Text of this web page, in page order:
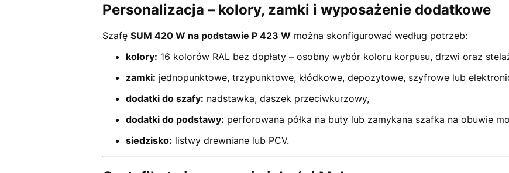
Personalizacja – kolory, zamki i wyposażenie dodatkowe
Szafę SUM 420 W na podstawie P 423 Wmożna skonfigurować według potrzeb:
kolory: 16 kolorów RAL bez dopłaty – osobny wybór koloru korpusu, drzwi oraz
zamki: jednopunktowe, trzypunktowe, kłódkowe, depozytowe, szyfrowe lub
dodatki do szafy: nadstawka, daszek przeciwkurzowy,
dodatki do podstawy: perforowana półka na buty lub zamykana szafka na obuwie
siedzisko: listwy drewniane lub PCV.